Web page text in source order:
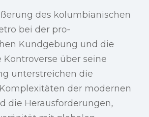
des kolumbianischen
bei der pro-
Kundgebung und die
über seine
unterstreichen die
der modernen
die Herausforderungen,